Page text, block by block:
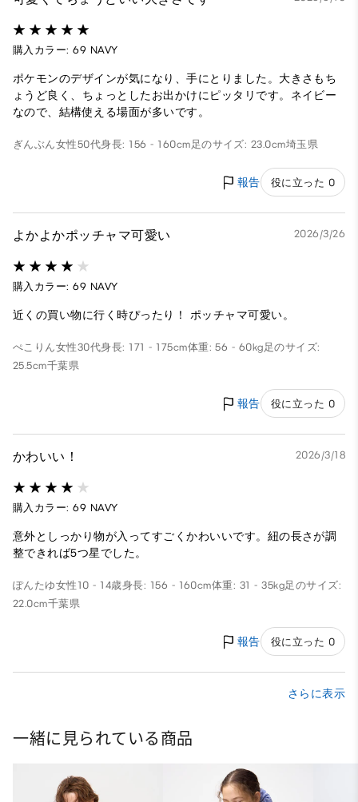
購入カラー: 69 NAVY
ポケモンのデザインが気になり、手にとりました。大きさもち
ょうど良く、ちょっとしたお出かけにピッタリです。ネイビー
なので、結構使える場面が多いです。
ぎんぶん女性50代身長: 156 - 160cm足のサイズ: 23.0cm埼玉県
報告 役に立った 0
よかよかポッチャマ可愛い 2026/3/26
購入カラー: 69 NAVY
近くの買い物に行く時ぴったり！ ポッチャマ可愛い。
ぺこりん女性30代身長: 171 - 175cm体重: 56 - 60kg足のサイズ:
25.5cm千葉県
報告 役に立った 0
かわいい！ 2026/3/18
購入カラー: 69 NAVY
意外としっかり物が入ってすごくかわいいです。紐の長さが調
整できれば5つ星でした。
ぽんたゆ女性 10 - 14歳身長: 156 - 160cm体重: 31 - 35kg足のサイズ:
22.0cm千葉県
報告 役に立った 0
さらに表示
一緒に見られている商品